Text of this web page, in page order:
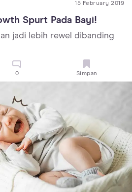
15 February 2019
Spurt Pada Bayi!
jadi lebih rewel dibanding
0 Simpan